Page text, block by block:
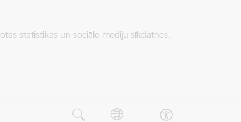
statistikas un sociālo mediju sīkdatnes.